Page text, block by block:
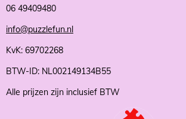
06 49409480
info@puzzlefun.nl
KvK: 69702268
BTW-ID: NL002149134B55
Alle prijzen zijn inclusief BTW